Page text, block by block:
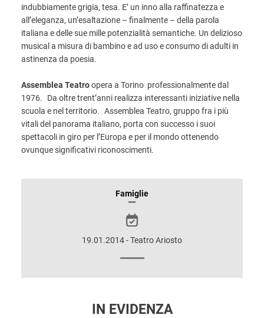
indubbiamente grigia, tesa. E’ un inno alla raffinatezza e
all’eleganza, un’esaltazione – finalmente – della parola
italiana e delle sue mille potenzialità semantiche. Un delizioso
musical a misura di bambino e ad uso e consumo di adulti in
astinenza da poesia.
Assemblea Teatroopera a Torino professionalmente dal
1976. Da oltre trent’anni realizza interessanti iniziative nella
scuola e nel territorio. Assemblea Teatro, gruppo fra i più
vitali del panorama italiano, porta con successo i suoi
spettacoli in giro per l’Europa e per il mondo ottenendo
ovunque significativi riconoscimenti.
INFORMAZIONIFamiglie
19.01.2014 - Teatro Ariosto
IN EVIDENZA